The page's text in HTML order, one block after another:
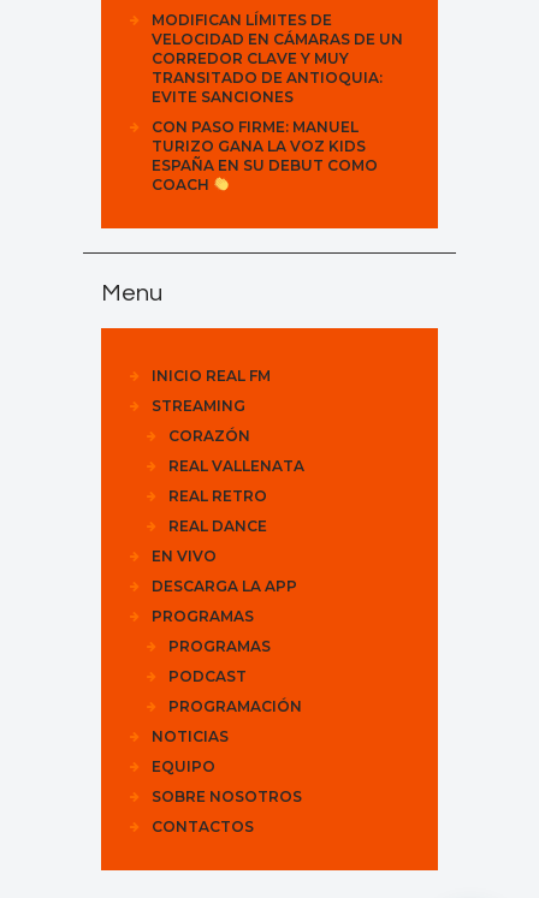
MODIFICAN LÍMITES DE
VELOCIDAD EN CÁMARAS DE UN
CORREDOR CLAVE Y MUY
TRANSITADO DE ANTIOQUIA:
EVITE SANCIONES
CON PASO FIRME: MANUEL
TURIZO GANA LA VOZ KIDS
ESPAÑA EN SU DEBUT COMO
COACH
Menu
INICIO REAL FM
STREAMING
CORAZÓN
REAL VALLENATA
REAL RETRO
REAL DANCE
EN VIVO
DESCARGA LA APP
PROGRAMAS
PROGRAMAS
PODCAST
PROGRAMACIÓN
NOTICIAS
EQUIPO
SOBRE NOSOTROS
CONTACTOS